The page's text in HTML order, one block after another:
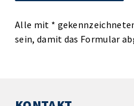
Alle mit *
sein, damit das Formular